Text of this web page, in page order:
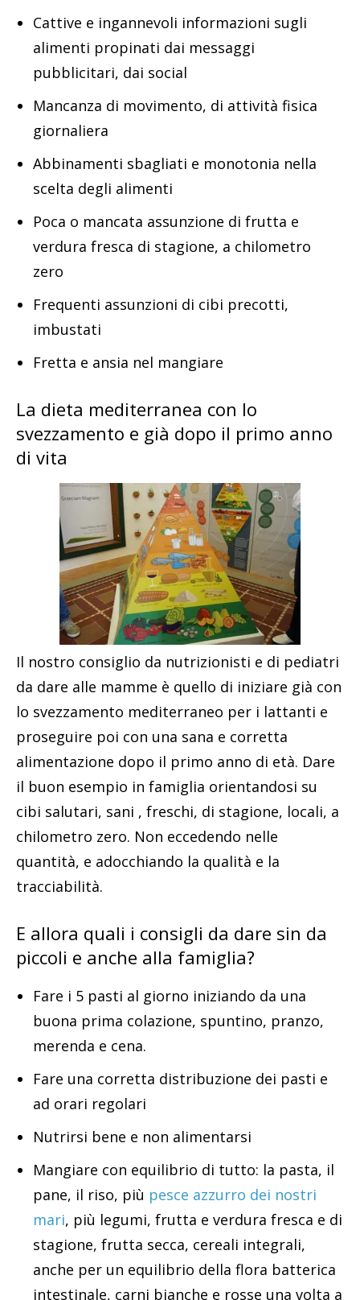
Cattive e ingannevoli informazioni sugli
alimenti propinati dai messaggi
pubblicitari, dai social
Mancanza di movimento, di attività fisica
giornaliera
Abbinamenti sbagliati e monotonia nella
scelta degli alimenti
Poca o mancata assunzione di frutta e
verdura fresca di stagione, a chilometro
zero
Frequenti assunzioni di cibi precotti,
imbustati
Fretta e ansia nel mangiare
La dieta mediterranea con lo
svezzamento e già dopo il primo anno
di vita
Il nostro consiglio da nutrizionisti e di pediatri
da dare alle mamme è quello di iniziare già con
lo svezzamento mediterraneo per i lattanti e
proseguire poi con una sana e corretta
alimentazione dopo il primo anno di età. Dare
il buon esempio in famiglia orientandosi su
cibi salutari, sani , freschi, di stagione, locali, a
chilometro zero. Non eccedendo nelle
quantità, e adocchiando la qualità e la
tracciabilità.
E allora quali i consigli da dare sin da
piccoli e anche alla famiglia?
Fare i 5 pasti al giorno iniziando da una
buona prima colazione, spuntino, pranzo,
merenda e cena.
Fare una corretta distribuzione dei pasti e
ad orari regolari
Nutrirsi bene e non alimentarsi
Mangiare con equilibrio di tutto: la pasta, il
pane, il riso, più pesce azzurro dei nostri
mari, più legumi, frutta e verdura fresca e di
stagione, frutta secca, cereali integrali,
anche per un equilibrio della flora batterica
intestinale, carni bianche e rosse una volta a